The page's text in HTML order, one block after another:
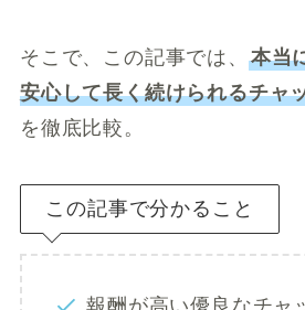
そこで、この記事では、 本当
安心して長く続けられるチャ
を徹底比較。
この記事で分かること
報酬が高い優良なチャ